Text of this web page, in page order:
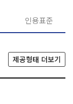
인용표준
제공형태 더보기